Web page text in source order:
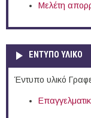
Μελέτη
ΕΝΤΥΠΟ ΥΛΙΚΟ
Έντυπο υλικό